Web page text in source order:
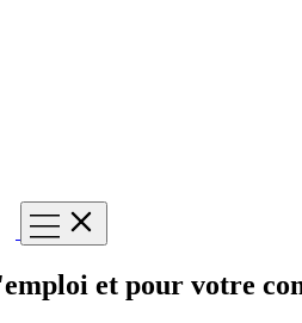
et pour votre